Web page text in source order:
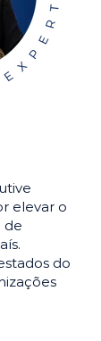
elevar o
de
do